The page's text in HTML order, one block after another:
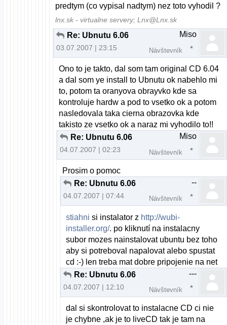
predtym (co vypisal nadtym) nez toto vyhodil ?
lnx.sk - virtualne servery; Lnx@Lnx.sk
Re: Ubnutu 6.06
03.07.2007 | 23:15
Miso
Návštevník
Ono to je takto, dal som tam original CD 6.04
a dal som ye install to Ubnutu ok nabehlo mi
to, potom ta oranyova obrayvko kde sa
kontroluje hardw a pod to vsetko ok a potom
nasledovala taka cierna obrazovka kde
takisto ze vsetko ok a naraz mi vyhodilo to!!
Re: Ubnutu 6.06
04.07.2007 | 02:23
Miso
Návštevník
Prosim o pomoc
Re: Ubnutu 6.06
04.07.2007 | 07:44
--
Návštevník
stiahni si instalator z http://wubi-
installer.org/. po kliknutí na instalacny
subor mozes nainstalovat ubuntu bez toho
aby si potreboval napalovat alebo spustat
cd :-) len treba mat dobre pripojenie na net
Re: Ubnutu 6.06
04.07.2007 | 12:10
---
Návštevník
dal si skontrolovat to instalacne CD ci nie
je chybne ,ak je to liveCD tak je tam na